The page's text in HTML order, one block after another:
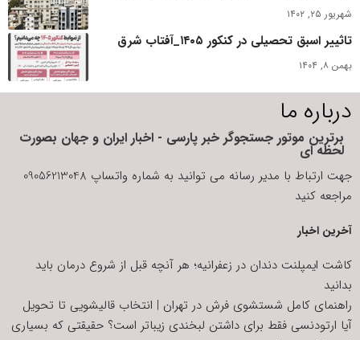
شهریور ۲۵, ۱۴۰۲
تاثییر اسبق تحصیلی در کنکور ۱۴۰۵_آفتاب شرق
بهمن ۸, ۱۴۰۴
درباره ما
برترین موتور جستجوگر خبر پارسی - اخبار ایران و جهان بصورت
لحظه ای
جهت ارتباط با مدیر رسانه می توانید به شماره واتساپ 09056213048
مراجعه کنید
آخرین اخبار
کاشت ایمپلنت دندان در زعفرانیه؛ هر آنچه قبل از شروع درمان باید
بدانید
راهنمای کامل شستشوی فرش در تهران | انتخاب قالیشویی تا تحویل
آیا ارتودنسی فقط برای داشتن لبخندی زیباتر است؟ حقیقتی که بسیاری